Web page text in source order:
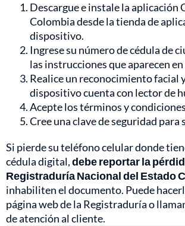
Descargue e instale la aplicación
Colombia desde la tienda de
dispositivo.
Ingrese su número de cédula de
las instrucciones que aparecen
Realice un reconocimiento facial
dispositivo cuenta con lector de
Acepte los términos y
Cree una clave de seguridad para
Si pierde su teléfono celular donde
cédula digital,debe reportar la
Registraduría Nacional del Estado
inhabiliten el documento. Puede
página web de la Registraduría o
de atención al cliente.